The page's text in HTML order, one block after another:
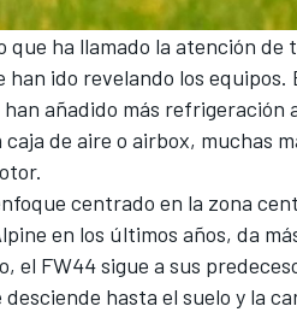
que ha llamado la atención de
han ido revelando los
añadido más refrigeración
de aire o airbox, muchas
centrado en la zona
en los últimos años, da
el FW44 sigue a sus
hasta el suelo y la